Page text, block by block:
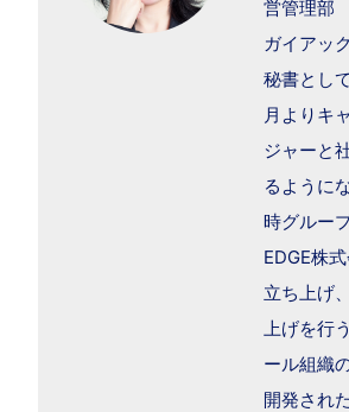
営管理部
ガイアッ
秘書とし
月よりキ
ジャーと
るように
時グルー
EDGE株
立ち上げ
上げを行
ール組織
開発され